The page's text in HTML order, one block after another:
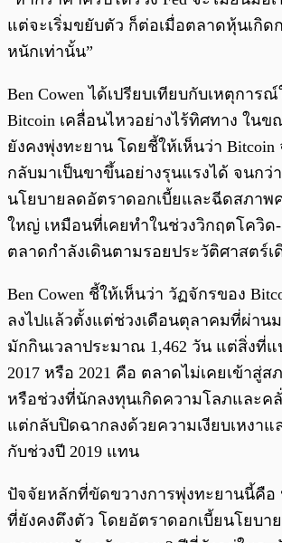
แต่จะเริ่มขยับตัว ก็ต่อเมื่อตลาดหุ้นเกิด
หนักเท่านั้น”
Ben Cowen ได้เปรียบเทียบกับเหตุการ
Bitcoin เคลื่อนไหวอย่างไร้ทิศทาง ใน
ยังคงพุ่งทะยาน โดยชี้ให้เห็นว่า Bitcoin
กลับมาเป็นขาขึ้นอย่างรุนแรงได้ จนกว่
นโยบายลดอัตราดอกเบี้ยและฉีดสภาพ
ใหญ่ เหมือนที่เคยทำในช่วงวิกฤตโควิด
ตลาดกำลังเดินตามรอยประวัติศาสตร์เ
Ben Cowen ชี้ให้เห็นว่า วัฏจักรของ
ลงไปแล้วตั้งแต่ช่วงเดือนตุลาคมที่ผ่าน
มักกินเวลาประมาณ 1,462 วัน แต่สิ่งที่แ
2017 หรือ 2021 คือ ตลาดไม่เคยเข้าสู่สภ
หรือช่วงที่นักลงทุนเกิดความโลภและค
แต่กลับปิดฉากลงด้วยความเงียบเหงาแ
กับช่วงปี 2019 แทน
ปัจจัยหลักที่ขัดขวางการพุ่งทะยานนี้คือ
ที่ยังคงตึงตัว โดยอัตราดอกเบี้ยนโยบา